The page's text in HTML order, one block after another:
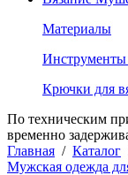
Материалы
Инструменты
Крючки для
По техническим
временно
Главная / Каталог
Мужская одежда